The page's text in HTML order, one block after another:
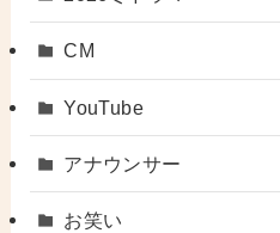
CM
YouTube
アナウンサー
お笑い